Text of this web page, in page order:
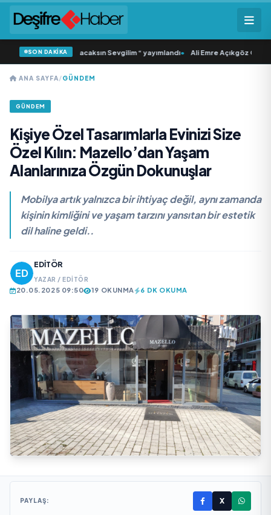
SON DAKİKA
İkinci Tekli “Donacaksın Sevgilim “ yayımlandı• Ali Emre Açıkgöz Galimidi,
ANA SAYFA/GÜNDEM
GÜNDEM
Kişiye Özel Tasarımlarla Evinizi Size
Özel Kılın: Mazello’dan Yaşam
Alanlarınıza Özgün Dokunuşlar
Mobilya artık yalnızca bir ihtiyaç değil, aynı zamanda
kişinin kimliğini ve yaşam tarzını yansıtan bir estetik
dil haline geldi..
EDITÖR
YAZAR / EDITÖR
20.05.2025 09:50 19 OKUNMA 6 DK OKUMA
PAYLAŞ: X